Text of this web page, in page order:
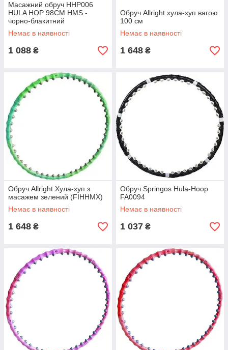
Масажний обруч HHP006
HULA HOP 98CM HMS -
чорно-блакитний
Немає в наявності
1 088 ₴
Обруч Allright хула-хуп вагою
100 см
Немає в наявності
1 648 ₴
Обруч Allright Хула-хуп з
масажем зелений (FIHHMX)
Немає в наявності
1 648 ₴
Обруч Springos Hula-Hoop
FA0094
Немає в наявності
1 037 ₴